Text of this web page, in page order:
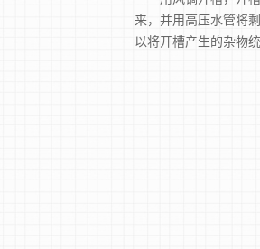
来，并用高压水管将
以将开槽产生的杂物